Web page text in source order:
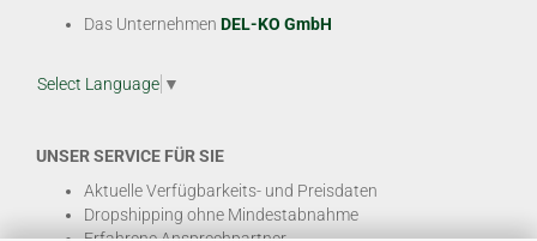
Das Unternehmen DEL-KO GmbH
Select Language ▼
UNSER SERVICE FÜR SIE
Aktuelle Verfügbarkeits- und Preisdaten
Dropshipping ohne Mindestabnahme